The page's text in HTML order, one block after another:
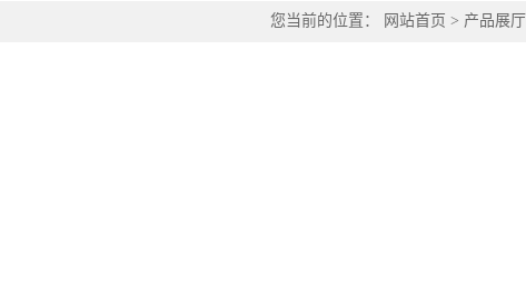
您当前的位置： 网站首页 > 产品展厅